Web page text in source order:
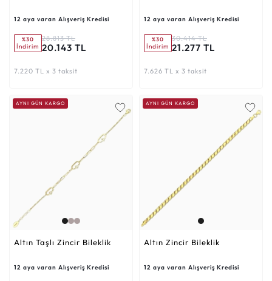
12 aya varan Alışveriş Kredisi
%30
İndirim
28.813 TL
20.143 TL
7.220 TL x 3 taksit
12 aya varan Alışveriş Kredisi
%30
İndirim
30.414 TL
21.277 TL
7.626 TL x 3 taksit
AYNI GÜN KARGO
Altın Taşlı Zincir Bileklik
12 aya varan Alışveriş Kredisi
AYNI GÜN KARGO
Altın Zincir Bileklik
12 aya varan Alışveriş Kredisi